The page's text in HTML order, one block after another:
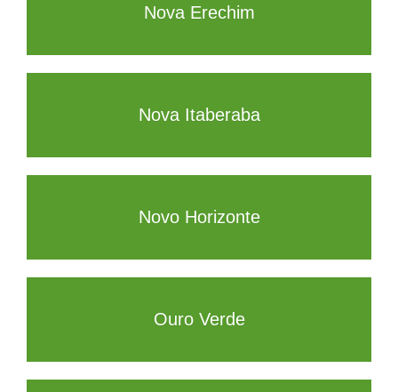
Nova Erechim
Nova Itaberaba
Novo Horizonte
Ouro Verde